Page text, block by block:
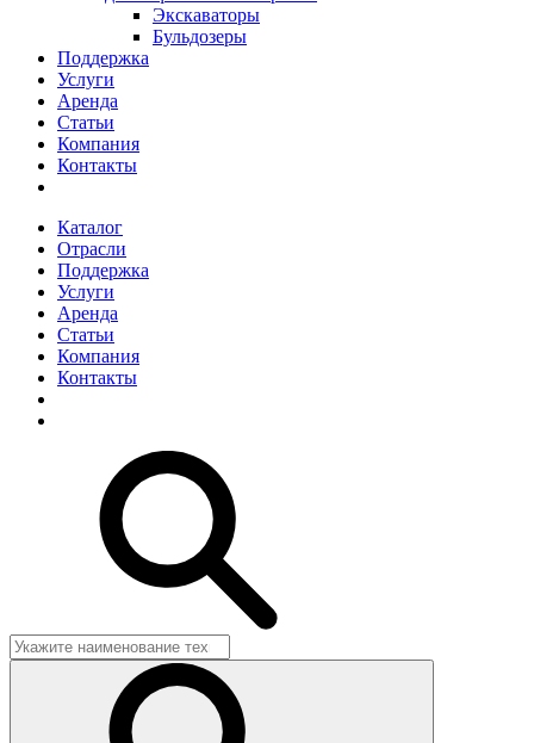
Экскаваторы
Бульдозеры
Поддержка
Услуги
Аренда
Статьи
Компания
Контакты
Каталог
Отрасли
Поддержка
Услуги
Аренда
Статьи
Компания
Контакты